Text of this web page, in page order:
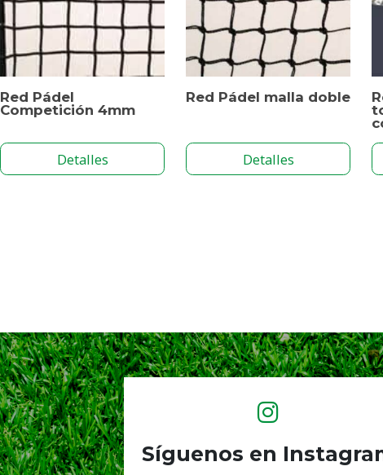
Red Pádel
Competición 4mm
Detalles
Red Pádel malla doble
Detalles
Síguenos en